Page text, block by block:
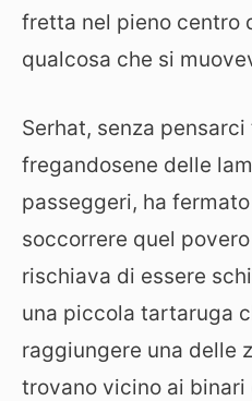
fretta nel pieno centro
qualcosa che si
Serhat, senza
fregandosene delle
passeggeri, ha
soccorrere quel
rischiava di essere
una piccola tartaruga
raggiungere una delle
trovano vicino ai